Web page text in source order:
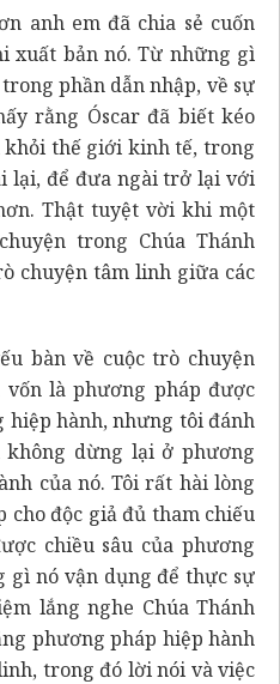
anh em đã chia sẻ cuốn
xuất bản nó. Từ những gì
phần dẫn nhập, về sự
rằng Óscar đã biết kéo
khỏi thế giới kinh tế, trong
lại, để đưa ngài trở lại với
Thật tuyệt vời khi một
trong Chúa Thánh
chuyện tâm linh giữa các
bàn về cuộc trò chuyện
vốn là phương pháp được
hiệp hành, nhưng tôi đánh
không dừng lại ở phương
của nó. Tôi rất hài lòng
cho độc giả đủ tham chiếu
chiều sâu của phương
gì nó vận dụng để thực sự
lắng nghe Chúa Thánh
phương pháp hiệp hành
trong đó lời nói và việc